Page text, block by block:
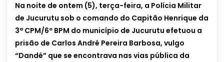
Na noite de ontem (5), terça-feira, a Polícia Militar
de Jucurutu sob o comando do Capitão Henrique da
3ª CPM/6º BPM do município de Jucurutu efetuou a
prisão de Carlos André Pereira Barbosa, vulgo
“Dandé” que se encontrava nas vias pública da